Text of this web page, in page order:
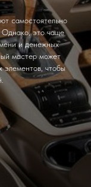
самостоятельно
Однако, это чаще
и денежных
мастер может
элементов, чтобы